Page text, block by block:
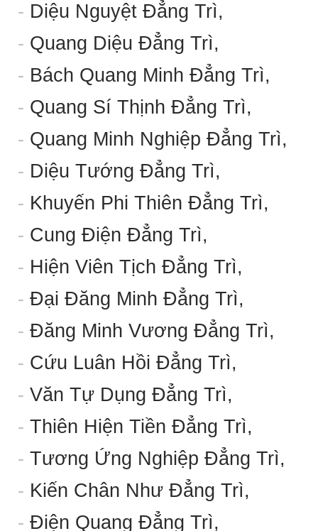
- Diệu Nguyệt Đẳng Trì,
- Quang Diệu Đẳng Trì,
- Bách Quang Minh Đẳng Trì,
- Quang Sí Thịnh Đẳng Trì,
- Quang Minh Nghiệp Đẳng Trì,
- Diệu Tướng Đẳng Trì,
- Khuyến Phi Thiên Đẳng Trì,
- Cung Điện Đẳng Trì,
- Hiện Viên Tịch Đẳng Trì,
- Đại Đăng Minh Đẳng Trì,
- Đăng Minh Vương Đẳng Trì,
- Cứu Luân Hồi Đẳng Trì,
- Văn Tự Dụng Đẳng Trì,
- Thiên Hiện Tiền Đẳng Trì,
- Tương Ứng Nghiệp Đẳng Trì,
- Kiến Chân Như Đẳng Trì,
- Điện Quang Đẳng Trì,